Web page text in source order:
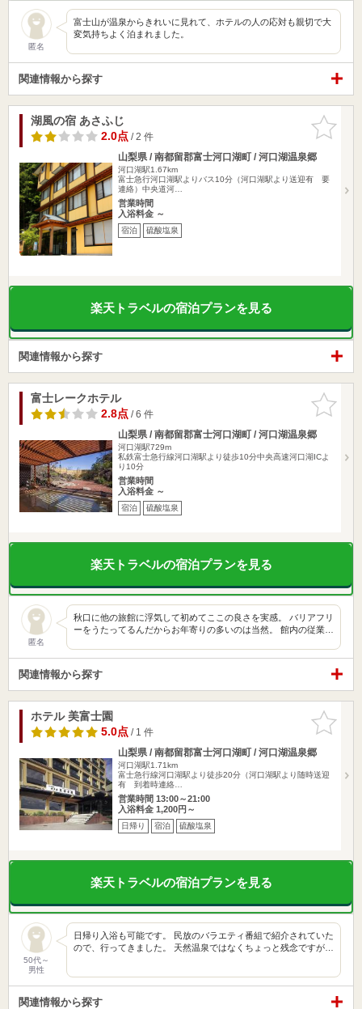
匿名
富士山が温泉からきれいに見れて、ホテルの人の応対も親切で大
変気持ちよく泊まれました。
関連情報から探す
お気に入
りに追加
湖風の宿 あさふじ
2.0点/ 2 件
山梨県 / 南都留郡富士河口湖町 / 河口湖温泉郷
河口湖駅1.67km
富士急行河口湖駅よりバス10分（河口湖駅より送迎有 要
連絡）中央道河…
営業時間
入浴料金 ～
宿泊 硫酸塩泉
楽天トラベルの宿泊プランを見る
関連情報から探す
お気に入
りに追加
富士レークホテル
2.8点/ 6 件
山梨県 / 南都留郡富士河口湖町 / 河口湖温泉郷
河口湖駅729m
私鉄富士急行線河口湖駅より徒歩10分中央高速河口湖ICよ
り10分
営業時間
入浴料金 ～
宿泊 硫酸塩泉
楽天トラベルの宿泊プランを見る
匿名
秋口に他の旅館に浮気して初めてここの良さを実感。 バリアフリ
ーをうたってるんだからお年寄りの多いのは当然。 館内の従業…
関連情報から探す
お気に入
りに追加
ホテル 美富士園
5.0点/ 1 件
山梨県 / 南都留郡富士河口湖町 / 河口湖温泉郷
河口湖駅1.71km
富士急行線河口湖駅より徒歩20分（河口湖駅より随時送迎
有 到着時連絡…
営業時間 13:00～21:00
入浴料金 1,200円～
日帰り 宿泊 硫酸塩泉
楽天トラベルの宿泊プランを見る
50代～
男性
日帰り入浴も可能です。 民放のバラエティ番組で紹介されていた
ので、行ってきました。 天然温泉ではなくちょっと残念ですが…
関連情報から探す